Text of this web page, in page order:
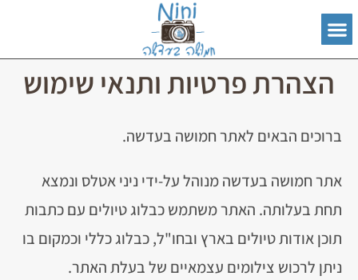
הצהרת פרטיות ותנאי שימוש
ברוכים הבאים לאתר חמושה בעדשה.
אתר חמושה בעדשה מנוהל על-ידי ניני אטלס ונמצא
תחת בעלותה. האתר משתמש כבלוג טיולים עם כתבות
תוכן אודות טיולים בארץ ובחו"ל, כבלוג כללי וכמקום בו
ניתן לרכוש צילומים עצמאיים של בעלת האתר.